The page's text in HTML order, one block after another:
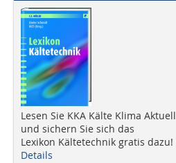
Lesen Sie KKA Kälte Klima Aktuell
und sichern Sie sich das
Lexikon Kältetechnik gratis dazu!
Details